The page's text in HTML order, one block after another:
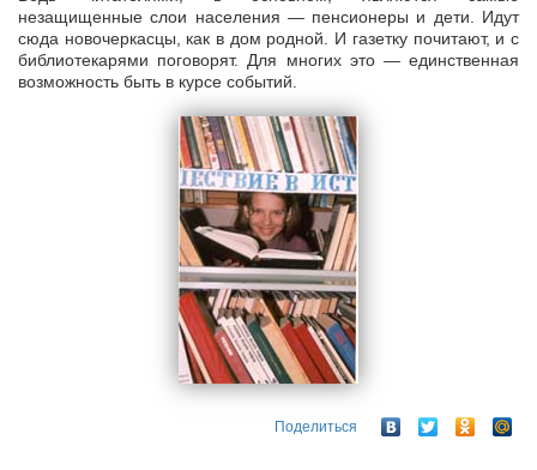
незащищенные слои населения — пенсионеры и дети. Идут
сюда новочеркасцы, как в дом родной. И газетку почитают, и с
библиотекарями поговорят. Для многих это — единственная
возможность быть в курсе событий.
Поделиться